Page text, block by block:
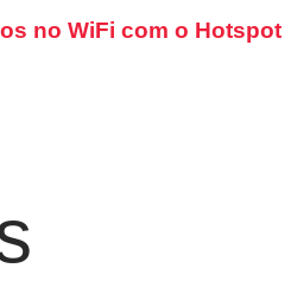
no WiFi com o Hotspot